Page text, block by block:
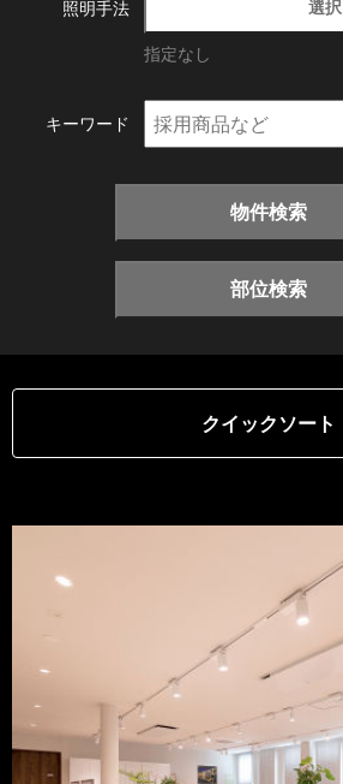
照明手法 選択
指定なし
キーワード
物件検索
部位検索
クイックソート